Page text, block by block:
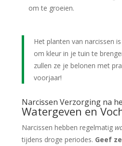
om te groeien.
Het planten van narcissen
om kleur in je tuin te
zullen ze je belonen met
voorjaar!
Narcissen Verzorging na
Watergeven en
Narcissen hebben regelmatig
tijdens droge periodes. Geef